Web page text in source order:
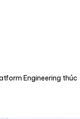
Engineering thúc